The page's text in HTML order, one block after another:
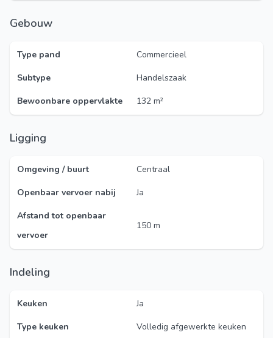
Gebouw
Type pand
Commercieel
Subtype
Handelszaak
Bewoonbare oppervlakte
132 m²
Ligging
Omgeving / buurt
Centraal
Openbaar vervoer nabij
Ja
Afstand tot openbaar
vervoer
150 m
Indeling
Keuken
Ja
Type keuken
Volledig afgewerkte keuken